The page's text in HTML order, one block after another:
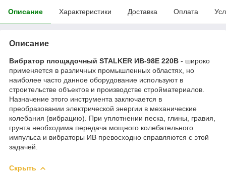
Описание Характеристики Доставка Оплата
Описание
Вибратор площадочный STALKER ИВ-98Е 220В - широко
применяется в различных промышленных областях, но
наиболее часто данное оборудование используют в
строительстве объектов и производстве стройматериалов.
Назначение этого инструмента заключается в
преобразовании электрической энергии в механические
колебания (вибрацию). При уплотнении песка, глины, гравия,
грунта необходима передача мощного колебательного
импульса и вибраторы ИВ превосходно справляются с этой
задачей.
Скрыть